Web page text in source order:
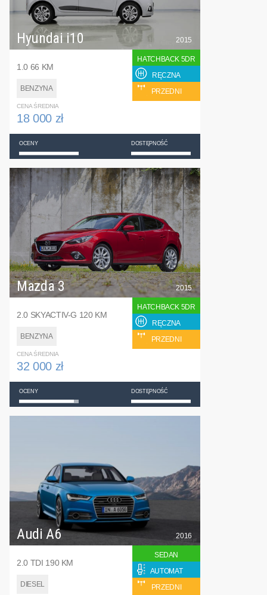
Hyundai i10
1.0 66 KM
BENZYNA
2015
HATCHBACK 5DR
RĘCZNA
PRZEDNI
CENA ŚREDNIA
18 000 zł
OCENY DOSTĘPNOŚĆ
Mazda 3
2.0 SKYACTIV-G 120 KM
BENZYNA
2015
HATCHBACK 5DR
RĘCZNA
PRZEDNI
CENA ŚREDNIA
32 000 zł
OCENY DOSTĘPNOŚĆ
Audi A6
2.0 TDI 190 KM
DIESEL
2016
SEDAN
AUTOMAT
PRZEDNI